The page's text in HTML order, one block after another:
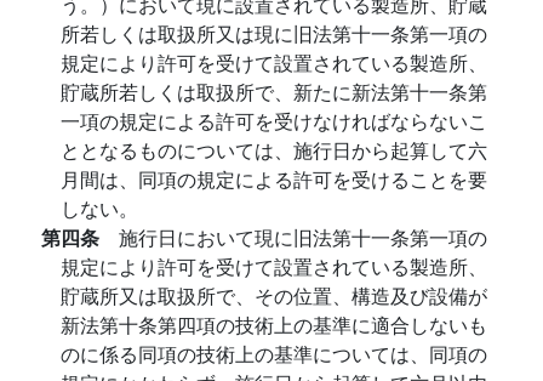
所若しくは取扱所又は現に旧法第十一条第一項の
規定により許可を受けて設置されている製造所、
貯蔵所若しくは取扱所で、新たに新法第十一条第
一項の規定による許可を受けなければならないこ
ととなるものについては、施行日から起算して六
月間は、同項の規定による許可を受けることを要
しない。
第四条 施行日において現に旧法第十一条第一項の
規定により許可を受けて設置されている製造所、
貯蔵所又は取扱所で、その位置、構造及び設備が
新法第十条第四項の技術上の基準に適合しないも
のに係る同項の技術上の基準については、同項の